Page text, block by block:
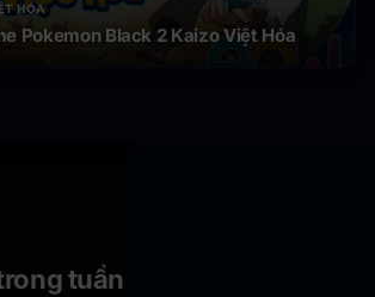
HÓA
Pokemon Black 2 Kaizo Việt Hóa
tuần